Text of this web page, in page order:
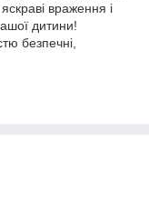
враження і
дитини!
безпечні,